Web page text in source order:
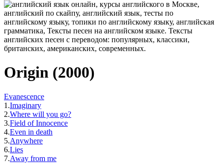
Origin (2000)
Evanescence
1.Imaginary
2.Where will you go?
3.Field of Innocence
4.Even in death
5.Anywhere
6.Lies
7.Away from me